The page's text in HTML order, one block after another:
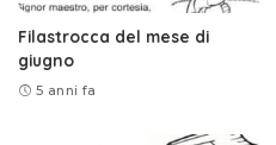
Filastrocca del mese di
giugno
5 anni fa